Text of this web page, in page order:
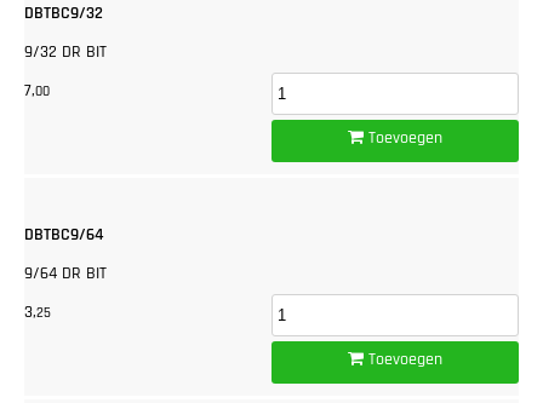
DBTBC9/32
9/32 DR BIT
7,00
Toevoegen
DBTBC9/64
9/64 DR BIT
3,25
Toevoegen